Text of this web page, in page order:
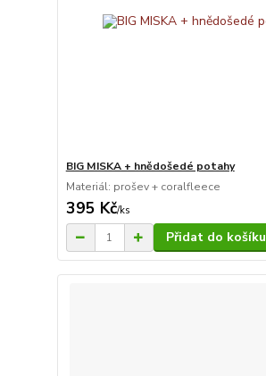
BIG MISKA + hnědošedé potahy
Materiál: prošev + coralfleece
395 Kč/ks
Přidat do košíku